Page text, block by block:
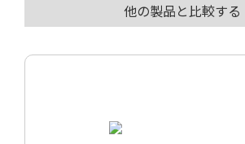
他の製品と比較する